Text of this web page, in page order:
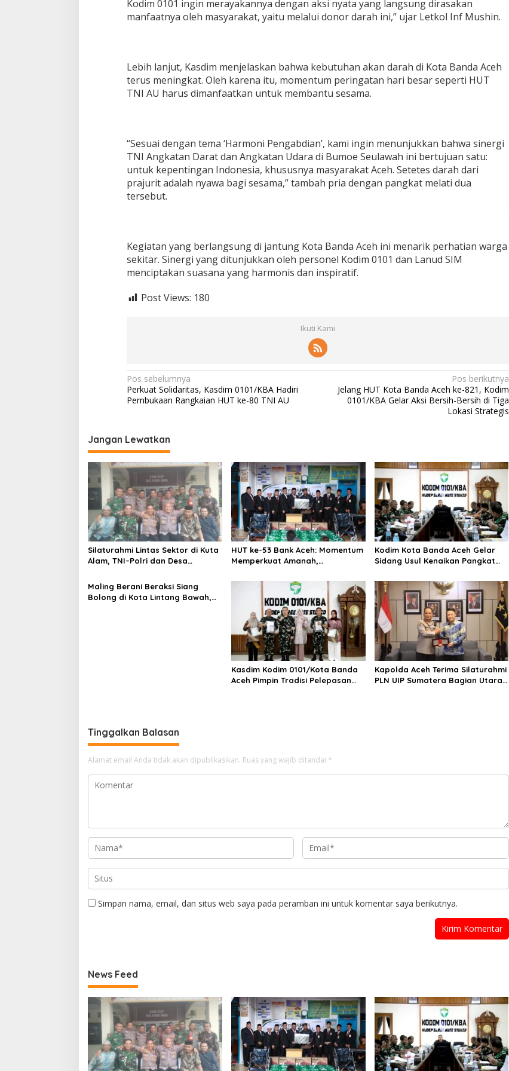
Kodim 0101 ingin merayakannya dengan aksi nyata yang langsung dirasakan
manfaatnya oleh masyarakat, yaitu melalui donor darah ini,” ujar Letkol Inf Mushin.
Lebih lanjut, Kasdim menjelaskan bahwa kebutuhan akan darah di Kota Banda Aceh
terus meningkat. Oleh karena itu, momentum peringatan hari besar seperti HUT
TNI AU harus dimanfaatkan untuk membantu sesama.
“Sesuai dengan tema ‘Harmoni Pengabdian’, kami ingin menunjukkan bahwa sinergi
TNI Angkatan Darat dan Angkatan Udara di Bumoe Seulawah ini bertujuan satu:
untuk kepentingan Indonesia, khususnya masyarakat Aceh. Setetes darah dari
prajurit adalah nyawa bagi sesama,” tambah pria dengan pangkat melati dua
tersebut.
Kegiatan yang berlangsung di jantung Kota Banda Aceh ini menarik perhatian warga
sekitar. Sinergi yang ditunjukkan oleh personel Kodim 0101 dan Lanud SIM
menciptakan suasana yang harmonis dan inspiratif.
Post Views: 180
Ikuti Kami
N
a
i
g
a
s
i
p
o
s
Pos sebelumnya
Perkuat Solidaritas, Kasdim 0101/KBA Hadiri
Pembukaan Rangkaian HUT ke-80 TNI AU
Pos berikutnya
Jelang HUT Kota Banda Aceh ke-821, Kodim
0101/KBA Gelar Aksi Bersih-Bersih di Tiga
Lokasi Strategis
Jangan Lewatkan
Silaturahmi Lintas Sektor di Kuta
Alam, TNI–Polri dan Desa
HUT ke-53 Bank Aceh: Momentum
Memperkuat Amanah,
Aceh
Kodim Kota Banda Aceh Gelar
Sidang Usul Kenaikan Pangkat
April 2027
Maling Berani Beraksi Siang
Bolong di Kota Lintang Bawah,
Kasdim Kodim 0101/Kota Banda
Aceh Pimpin Tradisi Pelepasan
Kapolda Aceh Terima Silaturahmi
PLN UIP Sumatera Bagian Utara,
Tinggalkan Balasan
Alamat email Anda tidak akan dipublikasikan. Ruas yang wajib ditandai *
Simpan nama, email, dan situs web saya pada peramban ini untuk komentar saya berikutnya.
News Feed